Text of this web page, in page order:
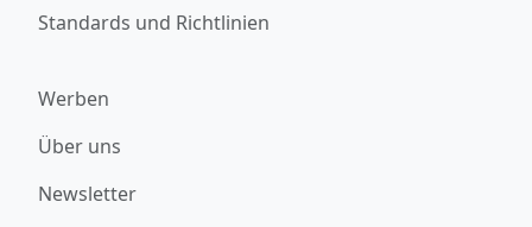
Standards und Richtlinien
Werben
Über uns
Newsletter